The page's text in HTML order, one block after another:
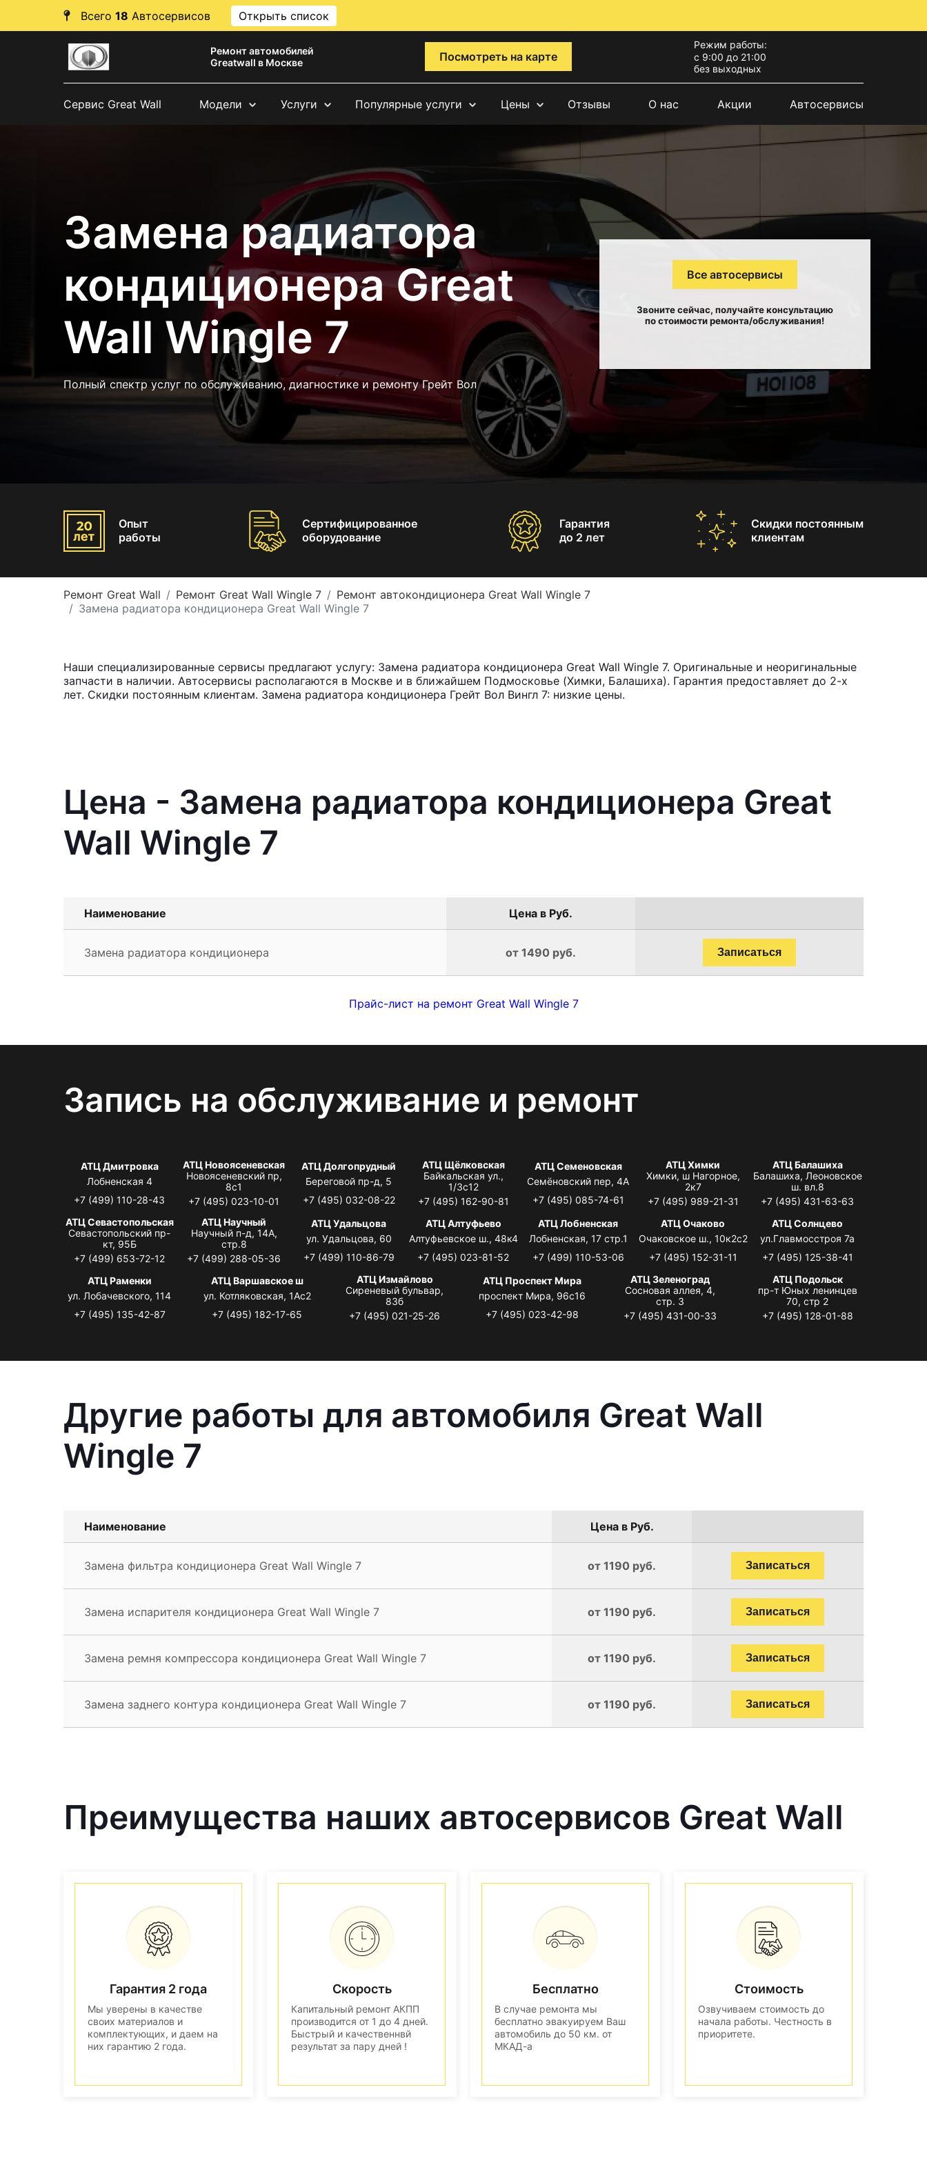
Всего 18 Автосервисов Открыть список
Ремонт автомобилей
Greatwall в Москве
Посмотреть на карте
Режим работы:
с 9:00 до 21:00
без выходных
Сервис Great Wall Модели Услуги Популярные услуги Цены Отзывы О нас Акции Автосервисы
Замена радиатора
кондиционера Great
Wall Wingle 7
Полный спектр услуг по обслуживанию, диагностике и ремонту Грейт Вол
Все автосервисы
Звоните сейчас, получайте консультацию
по стоимости ремонта/обслуживания!
Опыт
работы
Сертифицированное
оборудование
Гарантия
до 2 лет
Скидки постоянным
клиентам
Ремонт Great Wall Ремонт Great Wall Wingle 7
Ремонт автокондиционера Great Wall Wingle 7
Замена радиатора кондиционера Great Wall Wingle 7
Наши специализированные сервисы предлагают услугу: Замена радиатора кондиционера Great Wall Wingle 7. Оригинальные и неоригинальные
запчасти в наличии. Автосервисы располагаются в Москве и в ближайшем Подмосковье (Химки, Балашиха). Гарантия предоставляет до 2-х
лет. Скидки постоянным клиентам. Замена радиатора кондиционера Грейт Вол Вингл 7: низкие цены.
Цена - Замена радиатора кондиционера Great
Wall Wingle 7
Наименование Цена в Руб.
Замена радиатора кондиционера от 1490 руб. Записаться
Прайс-лист на ремонт Great Wall Wingle 7
Запись на обслуживание и ремонт
АТЦ Дмитровка
Лобненская 4
+7 (499) 110-28-43
АТЦ Новоясеневская
Новоясеневский пр,
8с1
+7 (495) 023-10-01
АТЦ Долгопрудный
Береговой пр-д, 5
+7 (495) 032-08-22
АТЦ Щёлковская
Байкальская ул.,
1/3с12
+7 (495) 162-90-81
АТЦ Семеновская
Семёновский пер, 4А
+7 (495) 085-74-61
АТЦ Химки
Химки, ш Нагорное,
2к7
+7 (495) 989-21-31
АТЦ Балашиха
Балашиха, Леоновское
ш. вл.8
+7 (495) 431-63-63
АТЦ Севастопольская
Севастопольский пр-
кт, 95Б
+7 (499) 653-72-12
АТЦ Научный
Научный п-д, 14А,
стр.8
+7 (499) 288-05-36
АТЦ Удальцова
ул. Удальцова, 60
+7 (499) 110-86-79
АТЦ Алтуфьево
Алтуфьевское ш., 48к4
+7 (495) 023-81-52
АТЦ Лобненская
Лобненская, 17 стр.1
+7 (499) 110-53-06
АТЦ Очаково
Очаковское ш., 10к2с2
+7 (495) 152-31-11
АТЦ Солнцево
ул.Главмосстроя 7а
+7 (495) 125-38-41
АТЦ Раменки
ул. Лобачевского, 114
+7 (495) 135-42-87
АТЦ Варшавское ш
ул. Котляковская, 1Ас2
+7 (495) 182-17-65
АТЦ Измайлово
Сиреневый бульвар,
83б
+7 (495) 021-25-26
АТЦ Проспект Мира
проспект Мира, 96с16
+7 (495) 023-42-98
АТЦ Зеленоград
Сосновая аллея, 4,
стр. 3
+7 (495) 431-00-33
АТЦ Подольск
пр-т Юных ленинцев
70, стр 2
+7 (495) 128-01-88
Другие работы для автомобиля Great Wall
Wingle 7
Наименование Цена в Руб.
Замена фильтра кондиционера Great Wall Wingle 7 от 1190 руб. Записаться
Замена испарителя кондиционера Great Wall Wingle 7 от 1190 руб. Записаться
Замена ремня компрессора кондиционера Great Wall Wingle 7 от 1190 руб. Записаться
Замена заднего контура кондиционера Great Wall Wingle 7 от 1190 руб. Записаться
Преимущества наших автосервисов Great Wall
Гарантия 2 года
Мы уверены в качестве
своих материалов и
комплектующих, и даем на
них гарантию 2 года.
Скорость
Капитальный ремонт АКПП
производится от 1 до 4 дней.
Быстрый и качественнвй
результат за пару дней !
Бесплатно
В случае ремонта мы
бесплатно эвакуируем Ваш
автомобиль до 50 км. от
МКАД-а
Стоимость
Озвучиваем стоимость до
начала работы. Честность в
приоритете.